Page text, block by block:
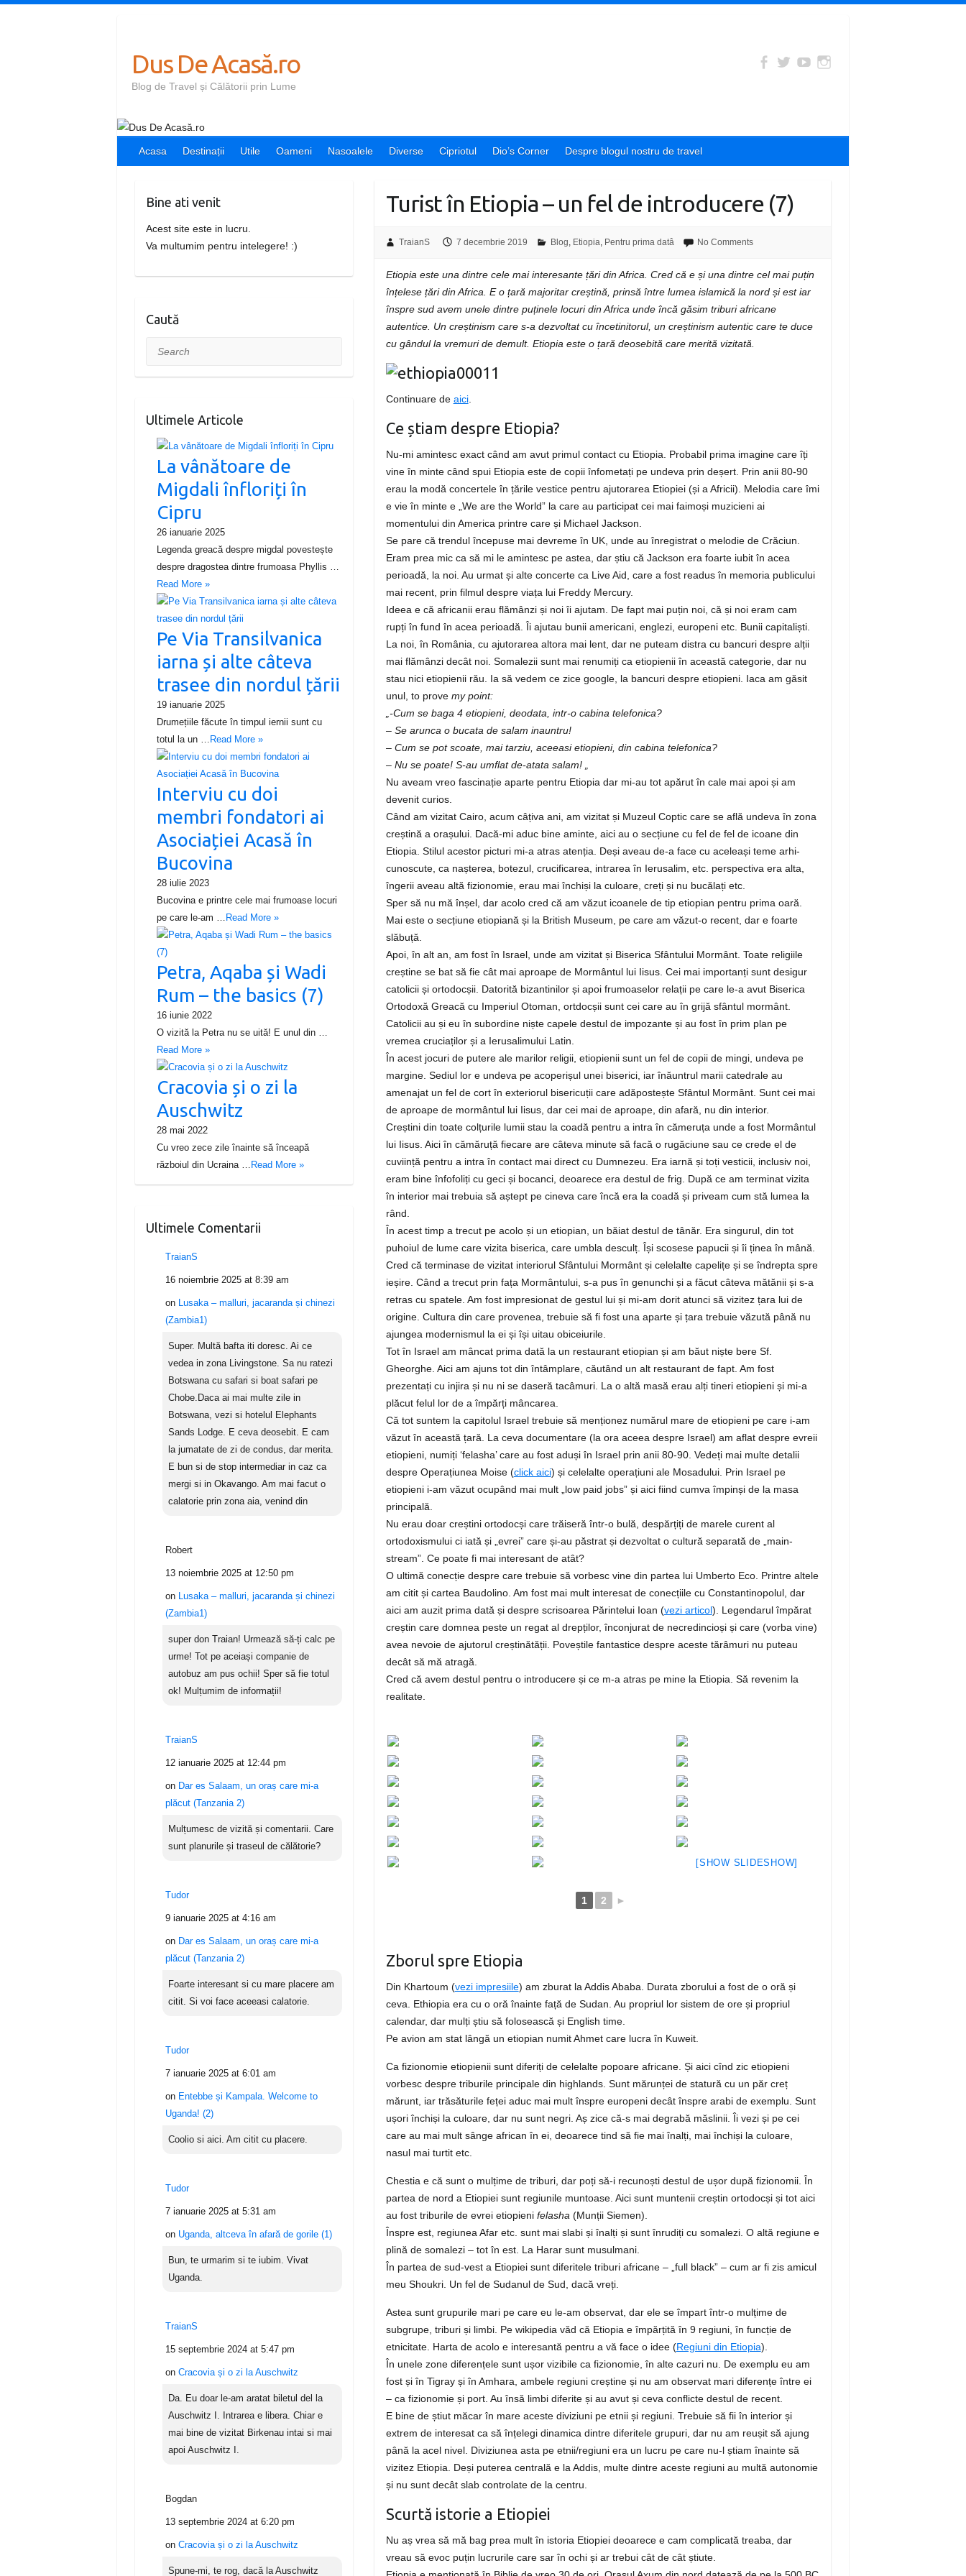
Dus De Acasă.ro
Blog de Travel și Călătorii prin Lume
Acasa Destinații Utile Oameni Nasoalele Diverse Cipriotul Dio’s Corner Despre blogul nostru de travel
Turist în Etiopia – un fel de introducere (7)
TraianS 7 decembrie 2019 Blog, Etiopia, Pentru prima datâ No Comments
Etiopia este una dintre cele mai interesante țări din Africa. Cred că e și una dintre cel mai puțin
înțelese țări din Africa. E o țară majoritar creștină, prinsă între lumea islamică la nord și est iar
înspre sud avem unele dintre puținele locuri din Africa unde încă găsim triburi africane
autentice. Un creștinism care s-a dezvoltat cu încetinitorul, un creștinism autentic care te duce
cu gândul la vremuri de demult. Etiopia este o țară deosebită care merită vizitată.
Continuare de aici.
Ce știam despre Etiopia?
Nu-mi amintesc exact când am avut primul contact cu Etiopia. Probabil prima imagine care îți
vine în minte când spui Etiopia este de copii înfometați pe undeva prin deșert. Prin anii 80-90
erau la modă concertele în țările vestice pentru ajutorarea Etiopiei (și a Africii). Melodia care îmi
e vie în minte e „We are the World” la care au participat cei mai faimoși muzicieni ai
momentului din America printre care și Michael Jackson.
Se pare că trendul începuse mai devreme în UK, unde au înregistrat o melodie de Crăciun.
Eram prea mic ca să mi le amintesc pe astea, dar știu că Jackson era foarte iubit în acea
perioadă, la noi. Au urmat și alte concerte ca Live Aid, care a fost readus în memoria publicului
mai recent, prin filmul despre viața lui Freddy Mercury.
Ideea e că africanii erau flămânzi și noi îi ajutam. De fapt mai puțin noi, că și noi eram cam
rupți în fund în acea perioadă. Îi ajutau bunii americani, englezi, europeni etc. Bunii capitaliști.
La noi, în România, cu ajutorarea altora mai lent, dar ne puteam distra cu bancuri despre alții
mai flămânzi decât noi. Somalezii sunt mai renumiți ca etiopienii în această categorie, dar nu
stau nici etiopienii rău. Ia să vedem ce zice google, la bancuri despre etiopieni. Iaca am găsit
unul, to prove my point:
„-Cum se baga 4 etiopieni, deodata, intr-o cabina telefonica?
– Se arunca o bucata de salam inauntru!
– Cum se pot scoate, mai tarziu, aceeasi etiopieni, din cabina telefonica?
– Nu se poate! S-au umflat de-atata salam! „
Nu aveam vreo fascinație aparte pentru Etiopia dar mi-au tot apărut în cale mai apoi și am
devenit curios.
Când am vizitat Cairo, acum câțiva ani, am vizitat și Muzeul Coptic care se află undeva în zona
creștină a orașului. Dacă-mi aduc bine aminte, aici au o secțiune cu fel de fel de icoane din
Etiopia. Stilul acestor picturi mi-a atras atenția. Deși aveau de-a face cu aceleași teme arhi-
cunoscute, ca nașterea, botezul, crucificarea, intrarea în Ierusalim, etc. perspectiva era alta,
îngerii aveau altă fizionomie, erau mai închiși la culoare, creți și nu bucălați etc.
Sper să nu mă înșel, dar acolo cred că am văzut icoanele de tip etiopian pentru prima oară.
Mai este o secțiune etiopiană și la British Museum, pe care am văzut-o recent, dar e foarte
slăbuță.
Apoi, în alt an, am fost în Israel, unde am vizitat și Biserica Sfântului Mormânt. Toate religiile
creștine se bat să fie cât mai aproape de Mormântul lui Iisus. Cei mai importanți sunt desigur
catolicii și ortodocșii. Datorită bizantinilor și apoi frumoaselor relații pe care le-a avut Biserica
Ortodoxă Greacă cu Imperiul Otoman, ortdocșii sunt cei care au în grijă sfântul mormânt.
Catolicii au și eu în subordine niște capele destul de impozante și au fost în prim plan pe
vremea cruciaților și a Ierusalimului Latin.
În acest jocuri de putere ale marilor religii, etiopienii sunt un fel de copii de mingi, undeva pe
margine. Sediul lor e undeva pe acoperișul unei biserici, iar înăuntrul marii catedrale au
amenajat un fel de cort în exteriorul bisericuții care adăpostește Sfântul Mormânt. Sunt cei mai
de aproape de mormântul lui Iisus, dar cei mai de aproape, din afară, nu din interior.
Creștini din toate colțurile lumii stau la coadă pentru a intra în cămeruța unde a fost Mormântul
lui Iisus. Aici în cămăruță fiecare are câteva minute să facă o rugăciune sau ce crede el de
cuviință pentru a intra în contact mai direct cu Dumnezeu. Era iarnă și toți vesticii, inclusiv noi,
eram bine înfofoliți cu geci și bocanci, deoarece era destul de frig. După ce am terminat vizita
în interior mai trebuia să aștept pe cineva care încă era la coadă și priveam cum stă lumea la
rând.
În acest timp a trecut pe acolo și un etiopian, un băiat destul de tânăr. Era singurul, din tot
puhoiul de lume care vizita biserica, care umbla desculț. Își scosese papucii și îi ținea în mână.
Cred că terminase de vizitat interiorul Sfântului Mormânt și celelalte capelițe și se îndrepta spre
ieșire. Când a trecut prin fața Mormântului, s-a pus în genunchi și a făcut câteva mătănii și s-a
retras cu spatele. Am fost impresionat de gestul lui și mi-am dorit atunci să vizitez țara lui de
origine. Cultura din care provenea, trebuie să fi fost una aparte și țara trebuie văzută până nu
ajungea modernismul la ei și își uitau obiceiurile.
Tot în Israel am mâncat prima dată la un restaurant etiopian și am băut niște bere Sf.
Gheorghe. Aici am ajuns tot din întâmplare, căutând un alt restaurant de fapt. Am fost
prezentați cu injira și nu ni se daseră tacâmuri. La o altă masă erau alți tineri etiopieni și mi-a
plăcut felul lor de a împărți mâncarea.
Că tot suntem la capitolul Israel trebuie să menționez numărul mare de etiopieni pe care i-am
văzut în această țară. La ceva documentare (la ora aceea despre Israel) am aflat despre evreii
etiopieni, numiți ‘felasha’ care au fost aduși în Israel prin anii 80-90. Vedeți mai multe detalii
despre Operațiunea Moise (click aici) și celelalte operațiuni ale Mosadului. Prin Israel pe
etiopieni i-am văzut ocupând mai mult „low paid jobs” și aici fiind cumva împinși de la masa
principală.
Nu erau doar creștini ortodocși care trăiseră într-o bulă, despărțiți de marele curent al
ortodoxismului ci iată și „evrei” care și-au păstrat și dezvoltat o cultură separată de „main-
stream”. Ce poate fi mai interesant de atât?
O ultimă conecție despre care trebuie să vorbesc vine din partea lui Umberto Eco. Printre altele
am citit și cartea Baudolino. Am fost mai mult interesat de conecțiile cu Constantinopolul, dar
aici am auzit prima dată și despre scrisoarea Părintelui Ioan (vezi articol). Legendarul împărat
creștin care domnea peste un regat al drepților, înconjurat de necredincioși și care (vorba vine)
avea nevoie de ajutorul creștinătății. Poveștile fantastice despre aceste tărâmuri nu puteau
decât să mă atragă.
Cred că avem destul pentru o introducere și ce m-a atras pe mine la Etiopia. Să revenim la
realitate.
[SHOW SLIDESHOW]
1 2 ►
Zborul spre Etiopia
Din Khartoum (vezi impresiile) am zburat la Addis Ababa. Durata zborului a fost de o oră și
ceva. Ethiopia era cu o oră înainte față de Sudan. Au propriul lor sistem de ore și propriul
calendar, dar mulți știu să folosească și English time.
Pe avion am stat lângă un etiopian numit Ahmet care lucra în Kuweit.
Ca fizionomie etiopienii sunt diferiți de celelalte popoare africane. Și aici cînd zic etiopieni
vorbesc despre triburile principale din highlands. Sunt mărunței de statură cu un păr creț
mărunt, iar trăsăturile feței aduc mai mult înspre europeni decât înspre arabi de exemplu. Sunt
ușori închiși la culoare, dar nu sunt negri. Aș zice că-s mai degrabă măslinii. Îi vezi și pe cei
care au mai mult sânge african în ei, deoarece tind să fie mai înalți, mai închiși la culoare,
nasul mai turtit etc.
Chestia e că sunt o mulțime de triburi, dar poți să-i recunoști destul de ușor după fizionomii. În
partea de nord a Etiopiei sunt regiunile muntoase. Aici sunt muntenii creștin ortodocși și tot aici
au fost triburile de evrei etiopienifelasha (Munții Siemen).
Înspre est, regiunea Afar etc. sunt mai slabi și înalți și sunt înrudiți cu somalezi. O altă regiune e
plină de somalezi – tot în est. La Harar sunt musulmani.
În partea de sud-vest a Etiopiei sunt diferitele triburi africane – „full black” – cum ar fi zis amicul
meu Shoukri. Un fel de Sudanul de Sud, dacă vreți.
Astea sunt grupurile mari pe care eu le-am observat, dar ele se împart într-o mulțime de
subgrupe, triburi și limbi. Pe wikipedia văd că Etiopia e împărțită în 9 regiuni, în funcție de
etnicitate. Harta de acolo e interesantă pentru a vă face o idee (Regiuni din Etiopia).
În unele zone diferențele sunt ușor vizibile ca fizionomie, în alte cazuri nu. De exemplu eu am
fost și în Tigray și în Amhara, ambele regiuni creștine și nu am observat mari diferențe între ei
– ca fizionomie și port. Au însă limbi diferite și au avut și ceva conflicte destul de recent.
E bine de știut măcar în mare aceste diviziuni pe etnii și regiuni. Trebuie să fii în interior și
extrem de interesat ca să înțelegi dinamica dintre diferitele grupuri, dar nu am reușit să ajung
până la acel nivel. Diviziunea asta pe etnii/regiuni era un lucru pe care nu-l știam înainte să
vizitez Etiopia. Deși puterea centrală e la Addis, multe dintre aceste regiuni au multă autonomie
și nu sunt decât slab controlate de la centru.
Scurtă istorie a Etiopiei
Nu aș vrea să mă bag prea mult în istoria Etiopiei deoarece e cam complicată treaba, dar
vreau să evoc puțin lucrurile care sar în ochi și ar trebui cât de cât știute.
Bine ati venit
Acest site este in lucru.
Va multumim pentru intelegere! :)
Caută
Search
Ultimele Articole
La vânătoare de
Migdali înfloriți în
Cipru
26 ianuarie 2025
Legenda greacă despre migdal povestește
despre dragostea dintre frumoasa Phyllis …
Read More »
Pe Via Transilvanica
iarna și alte câteva
trasee din nordul țării
19 ianuarie 2025
Drumețiile făcute în timpul iernii sunt cu
totul la un … Read More »
Interviu cu doi
membri fondatori ai
Asociației Acasă în
Bucovina
28 iulie 2023
Bucovina e printre cele mai frumoase locuri
pe care le-am … Read More »
Petra, Aqaba și Wadi
Rum – the basics (7)
16 iunie 2022
O vizită la Petra nu se uită! E unul din …
Read More »
Cracovia și o zi la
Auschwitz
28 mai 2022
Cu vreo zece zile înainte să înceapă
războiul din Ucraina … Read More »
Ultimele Comentarii
TraianS
16 noiembrie 2025 at 8:39 am
on Lusaka – malluri, jacaranda și chinezi
(Zambia1)
Super. Multă bafta iti doresc. Ai ce
vedea in zona Livingstone. Sa nu ratezi
Botswana cu safari si boat safari pe
Chobe.Daca ai mai multe zile in
Botswana, vezi si hotelul Elephants
Sands Lodge. E ceva deosebit. E cam
la jumatate de zi de condus, dar merita.
E bun si de stop intermediar in caz ca
mergi si in Okavango. Am mai facut o
calatorie prin zona aia, venind din
Robert
13 noiembrie 2025 at 12:50 pm
on Lusaka – malluri, jacaranda și chinezi
(Zambia1)
super don Traian! Urmează să-ți calc pe
urme! Tot pe aceiași companie de
autobuz am pus ochii! Sper să fie totul
ok! Mulțumim de informații!
TraianS
12 ianuarie 2025 at 12:44 pm
on Dar es Salaam, un oraș care mi-a
plăcut (Tanzania 2)
Mulțumesc de vizită și comentarii. Care
sunt planurile și traseul de călătorie?
Tudor
9 ianuarie 2025 at 4:16 am
on Dar es Salaam, un oraș care mi-a
plăcut (Tanzania 2)
Foarte interesant si cu mare placere am
citit. Si voi face aceeasi calatorie.
Tudor
7 ianuarie 2025 at 6:01 am
on Entebbe și Kampala. Welcome to
Uganda! (2)
Coolio si aici. Am citit cu placere.
Tudor
7 ianuarie 2025 at 5:31 am
on Uganda, altceva în afară de gorile (1)
Bun, te urmarim si te iubim. Vivat
Uganda.
TraianS
15 septembrie 2024 at 5:47 pm
onCracovia și o zi la Auschwitz
Da. Eu doar le-am aratat biletul del la
Auschwitz I. Intrarea e libera. Chiar e
mai bine de vizitat Birkenau intai si mai
apoi Auschwitz I.
Bogdan
13 septembrie 2024 at 6:20 pm
onCracovia și o zi la Auschwitz
Spune-mi, te rog, dacă la Auschwitz